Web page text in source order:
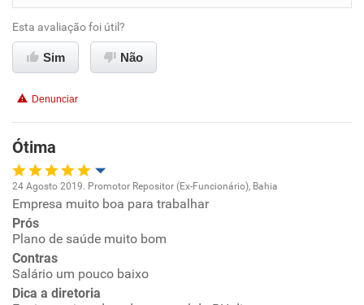
Recomenda esta empresa
Esta avaliação foi útil?
Sim Não
Denunciar
Ótima
Oportunidade de promoção
Ambiente de trabalho
Conciliação com a vida familiar
24 Agosto 2019. Promotor Repositor (Ex-Funcionário), Bahia
Empresa muito boa para trabalhar
Prós
Plano de saúde muito bom
Contras
Salário um pouco baixo
Dica a diretoria